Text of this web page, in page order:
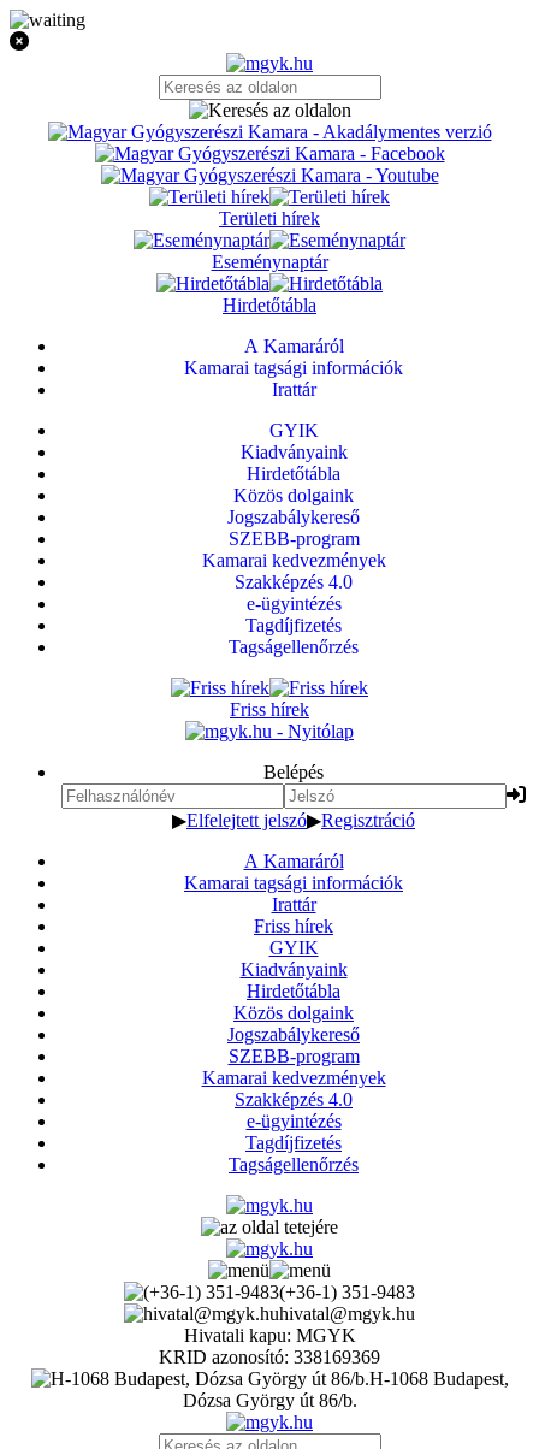
Területi hírek
Eseménynaptár
Hirdetőtábla
A Kamaráról
Kamarai tagsági információk
Irattár
GYIK
Kiadványaink
Hirdetőtábla
Közös dolgaink
Jogszabálykereső
SZEBB-program
Kamarai kedvezmények
Szakképzés 4.0
e-ügyintézés
Tagdíjfizetés
Tagságellenőrzés
Friss hírek
Belépés
▶Elfelejtett jelszó▶Regisztráció
A Kamaráról
Kamarai tagsági információk
Irattár
Friss hírek
GYIK
Kiadványaink
Hirdetőtábla
Közös dolgaink
Jogszabálykereső
SZEBB-program
Kamarai kedvezmények
Szakképzés 4.0
e-ügyintézés
Tagdíjfizetés
Tagságellenőrzés
(+36-1) 351-9483
hivatal@mgyk.hu
Hivatali kapu: MGYK
KRID azonosító: 338169369
H-1068 Budapest,
Dózsa György út 86/b.